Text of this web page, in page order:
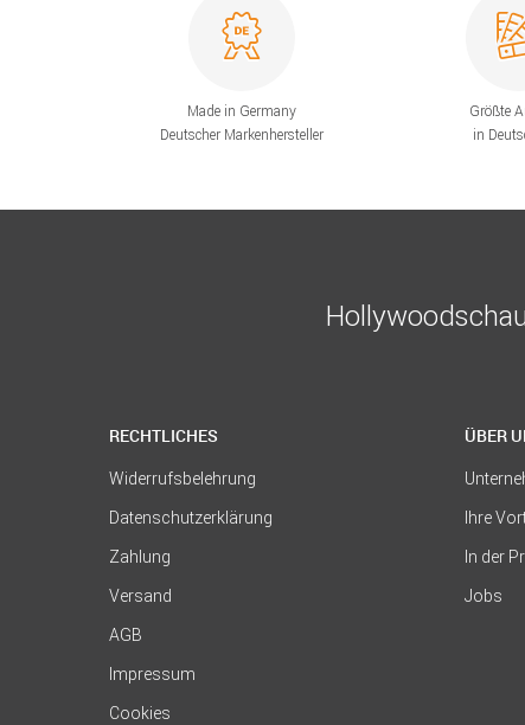
Made in Germany
Deutscher Markenhersteller
Größte
in
RECHTLICHES
Widerrufsbelehrung
Datenschutzerklärung
Zahlung
Versand
AGB
Impressum
Cookies
ÜBER
Ihre
In der
Jobs